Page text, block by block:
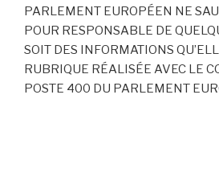
PARLEMENT EUROPÉEN NE
POUR RESPONSABLE DE
SOIT DES INFORMATIONS
RUBRIQUE RÉALISÉE AVEC LE
POSTE 400 DU PARLEMENT